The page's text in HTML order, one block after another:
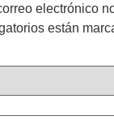
electrónico
están